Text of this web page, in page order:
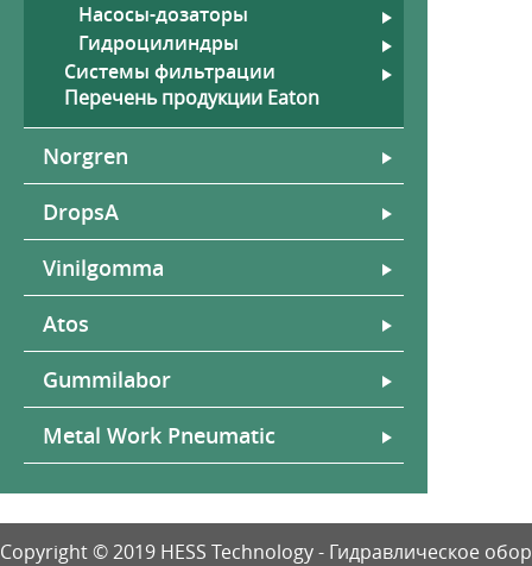
Насосы-дозаторы
Гидроцилиндры
Системы фильтрации
Перечень продукции Eaton
Norgren
DropsA
Vinilgomma
Atos
Gummilabor
Metal Work Pneumatic
Copyright © 2019 HESS Technology - Гидравлическое